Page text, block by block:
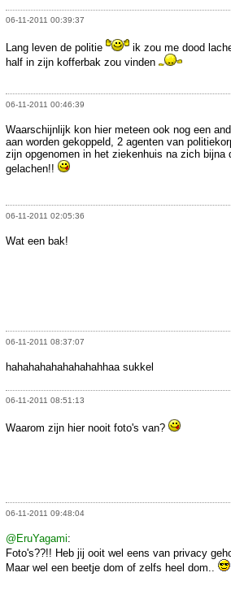
06-11-2011 00:39:37
Lang leven de politie
ik zou me dood
half in zijn kofferbak zou vinden
06-11-2011 00:46:39
Waarschijnlijk kon hier meteen ook nog een
aan worden gekoppeld, 2 agenten van
zijn opgenomen in het ziekenhuis na zich bijna
gelachen!!
06-11-2011 02:05:36
Wat een bak!
06-11-2011 08:37:07
hahahahahahahahahhaa sukkel
06-11-2011 08:51:13
Waarom zijn hier nooit foto's van?
06-11-2011 09:48:04
@EruYagami:
Foto's??!! Heb jij ooit wel eens van privacy
Maar wel een beetje dom of zelfs heel dom..